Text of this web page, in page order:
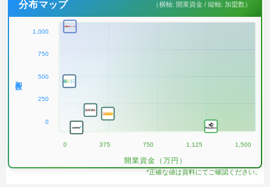
分布マップ （横軸: 開業資金 / 縦軸: 加盟数）
1,000
750
500
250
0
0 375 750 1,125 1,500
開業資金（万円）
*正確な値は資料にてご確認ください。